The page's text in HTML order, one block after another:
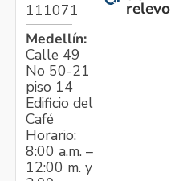
111071
Medellín:
Calle 49
No 50-21
piso 14
Edificio del
Café
Horario:
8:00 a.m. –
12:00 m. y
relevo